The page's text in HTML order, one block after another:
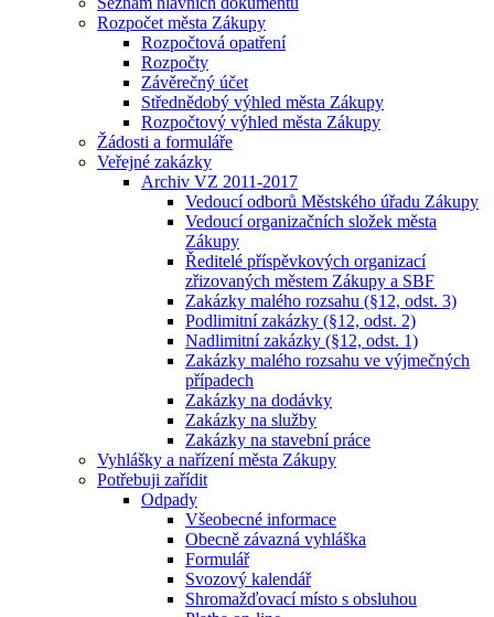
Rozpočet města Zákupy
Rozpočtová opatření
Rozpočty
Závěrečný účet
Střednědobý výhled města Zákupy
Rozpočtový výhled města Zákupy
Žádosti a formuláře
Veřejné zakázky
Archiv VZ 2011-2017
Vedoucí odborů Městského úřadu Zákupy
Vedoucí organizačních složek města
Zákupy
Ředitelé příspěvkových organizací
zřizovaných městem Zákupy a SBF
Zakázky malého rozsahu (§12, odst. 3)
Podlimitní zakázky (§12, odst. 2)
Nadlimitní zakázky (§12, odst. 1)
Zakázky malého rozsahu ve výjmečných
případech
Zakázky na dodávky
Zakázky na služby
Zakázky na stavební práce
Vyhlášky a nařízení města Zákupy
Potřebuji zařídit
Odpady
Všeobecné informace
Obecně závazná vyhláška
Formulář
Svozový kalendář
Shromažďovací místo s obsluhou